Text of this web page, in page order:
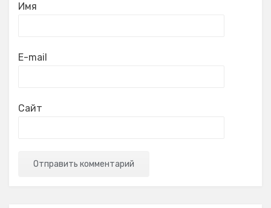
Имя
E-mail
Сайт